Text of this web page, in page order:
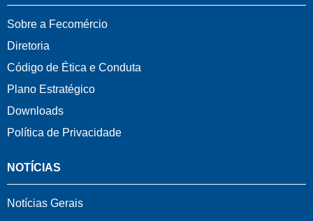
Sobre a Fecomércio
Diretoria
Código de Ética e Conduta
Plano Estratégico
Downloads
Política de Privacidade
NOTÍCIAS
Notícias Gerais